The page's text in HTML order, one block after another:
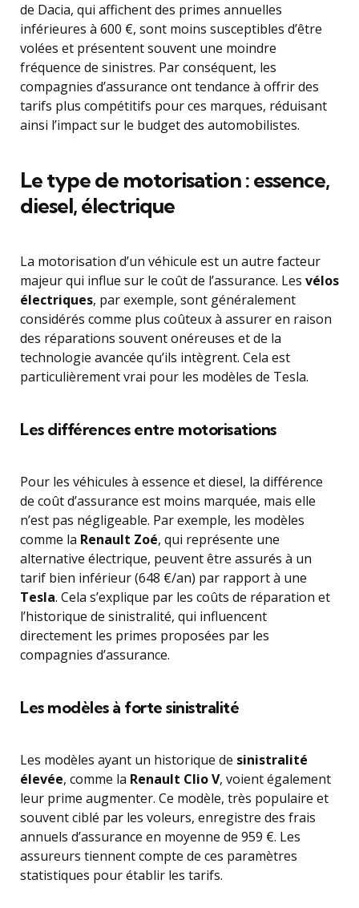
de Dacia, qui affichent des primes annuelles
inférieures à 600 €, sont moins susceptibles d’être
volées et présentent souvent une moindre
fréquence de sinistres. Par conséquent, les
compagnies d’assurance ont tendance à offrir des
tarifs plus compétitifs pour ces marques, réduisant
ainsi l’impact sur le budget des automobilistes.
Le type de motorisation : essence,
diesel, électrique
La motorisation d’un véhicule est un autre facteur
majeur qui influe sur le coût de l’assurance. Les vélos
électriques, par exemple, sont généralement
considérés comme plus coûteux à assurer en raison
des réparations souvent onéreuses et de la
technologie avancée qu’ils intègrent. Cela est
particulièrement vrai pour les modèles de Tesla.
Les différences entre motorisations
Pour les véhicules à essence et diesel, la différence
de coût d’assurance est moins marquée, mais elle
n’est pas négligeable. Par exemple, les modèles
comme la Renault Zoé, qui représente une
alternative électrique, peuvent être assurés à un
tarif bien inférieur (648 €/an) par rapport à une
Tesla. Cela s’explique par les coûts de réparation et
l’historique de sinistralité, qui influencent
directement les primes proposées par les
compagnies d’assurance.
Les modèles à forte sinistralité
Les modèles ayant un historique de sinistralité
élevée, comme la Renault Clio V, voient également
leur prime augmenter. Ce modèle, très populaire et
souvent ciblé par les voleurs, enregistre des frais
annuels d’assurance en moyenne de 959 €. Les
assureurs tiennent compte de ces paramètres
statistiques pour établir les tarifs.